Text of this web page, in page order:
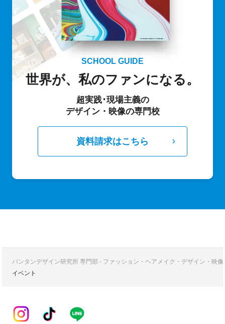
SCHOOL GUIDE
世界が、私のファンになる。
超実践･現場主義の
デザイン・映像の専門校
資料請求はこちら
バンタンデザイン研究所 専門部 - ファッション・ヘアメイク・デザイン・映
イベント